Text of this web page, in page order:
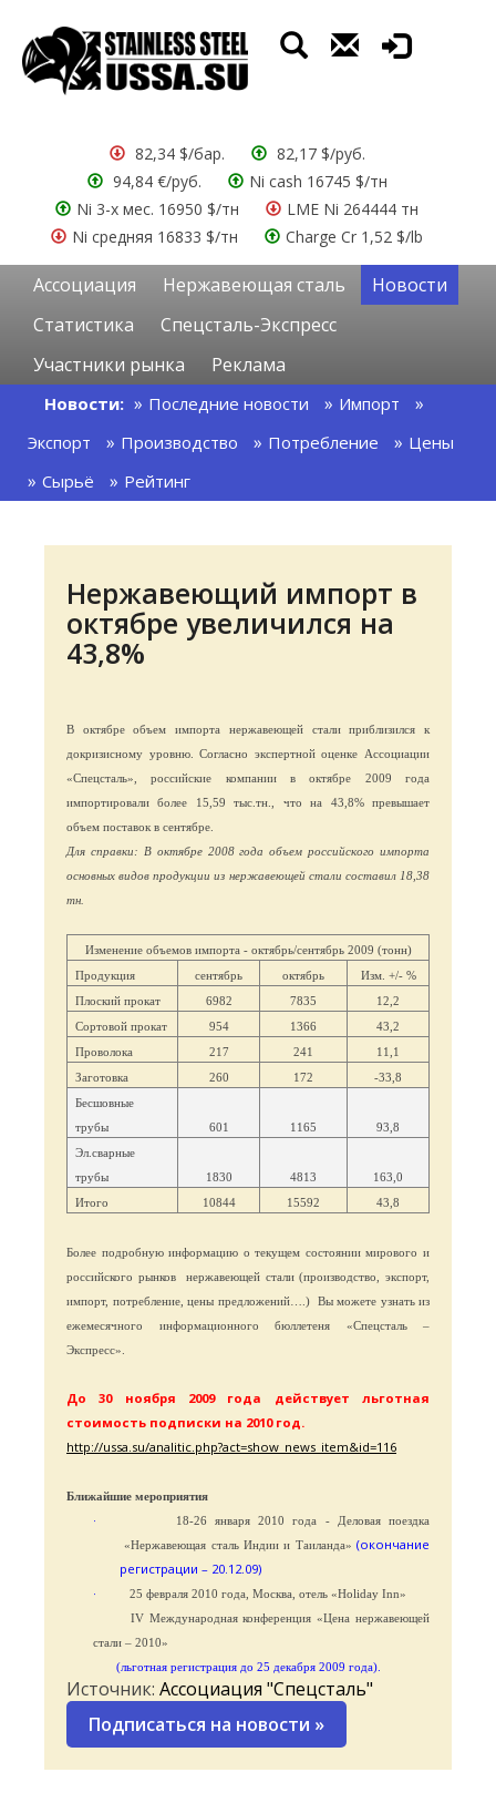
82,34 $/бар.
82,17 $/руб.
94,84 €/руб.
Ni cash 16745 $/тн
Ni 3-х мес. 16950 $/тн
LME Ni 264444 тн
Ni средняя 16833 $/тн
Charge Cr 1,52 $/lb
Ассоциация Нержавеющая сталь
Новости
Статистика
Спецсталь-Экспресс
Участники рынка
Реклама
Новости: Последние новости
Импорт
Экспорт
Производство Потребление
Цены
Сырьё
Рейтинг
Нержавеющий импорт в
октябре увеличился на
43,8%
В октябре объем импорта нержавеющей стали приблизился к
докризисному уровню. Согласно экспертной оценке Ассоциации
«Спецсталь», российские компании в октябре 2009 года
импортировали более 15,59 тыс.тн., что на 43,8% превышает
объем поставок в сентябре.
Для справки: В октябре 2008 года объем российского импорта
основных видов продукции из нержавеющей стали составил 18,38
тн.
Изменение объемов импорта - октябрь/сентябрь 2009 (тонн)
Продукция
сентябрь октябрь
Изм. +/- %
Плоский прокат
6982 7835
12,2
Сортовой прокат
954 1366
43,2
Проволока
217 241
11,1
Заготовка
260 172
-33,8
Бесшовные
трубы
601 1165
93,8
Эл.сварные
трубы
1830 4813
163,0
Итого
10844 15592 43,8
Более подробную информацию о текущем состоянии мирового и
российского рынков
нержавеющей стали (производство, экспорт,
импорт, потребление, цены предложений….) Вы можете узнать из
ежемесячного информационного бюллетеня «Спецсталь –
Экспресс».
До 30 ноября 2009 года действует льготная
стоимость подписки на 2010 год.
http://ussa.su/analitic.php?act=show_news_item&id=116
Ближайшие мероприятия
·
18-26 января 2010 года - Деловая поездка
«Нержавеющая сталь Индии и Таиланда»(окончание
регистрации – 20.12.09)
·
25 февраля 2010 года, Москва, отель «Holiday Inn»
IV Международная конференция «Цена нержавеющей
стали – 2010»
(льготная регистрация до 25 декабря 2009 года).
Источник: Ассоциация "Спецсталь"
Подписаться на новости »